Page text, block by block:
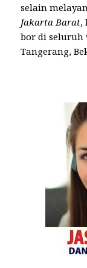
selain
Jakarta Barat,
bor di seluruh
Tangerang,